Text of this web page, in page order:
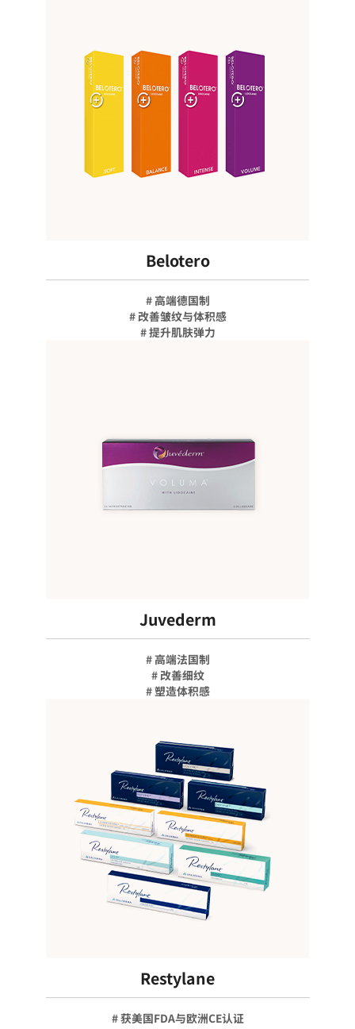
Belotero
# 高端德国制
# 改善皱纹与体积感
# 提升肌肤弹力
Juvederm
# 高端法国制
# 改善细纹
# 塑造体积感
Restylane
# 获美国FDA与欧洲CE认证